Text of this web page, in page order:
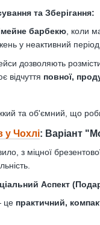
та Зберігання:
барбекю , коли
у неактивний період.
дозволяють
відчуття повної,
та об'ємний, що
у Чохлі: Варіант
з міцної
Аспект
це практичний,